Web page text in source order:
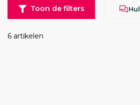
6 artikelen
Toon de filters